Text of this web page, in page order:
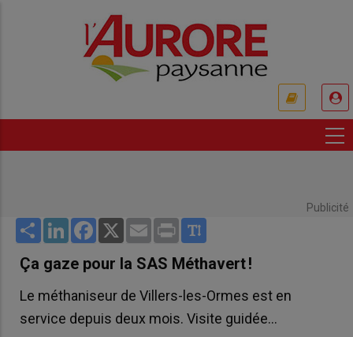
Publicité
Share LinkedInFacebook
X Email Print
Ça gaze pour la SAS Méthavert !
Le méthaniseur de Villers-les-Ormes est en
service depuis deux mois. Visite guidée…